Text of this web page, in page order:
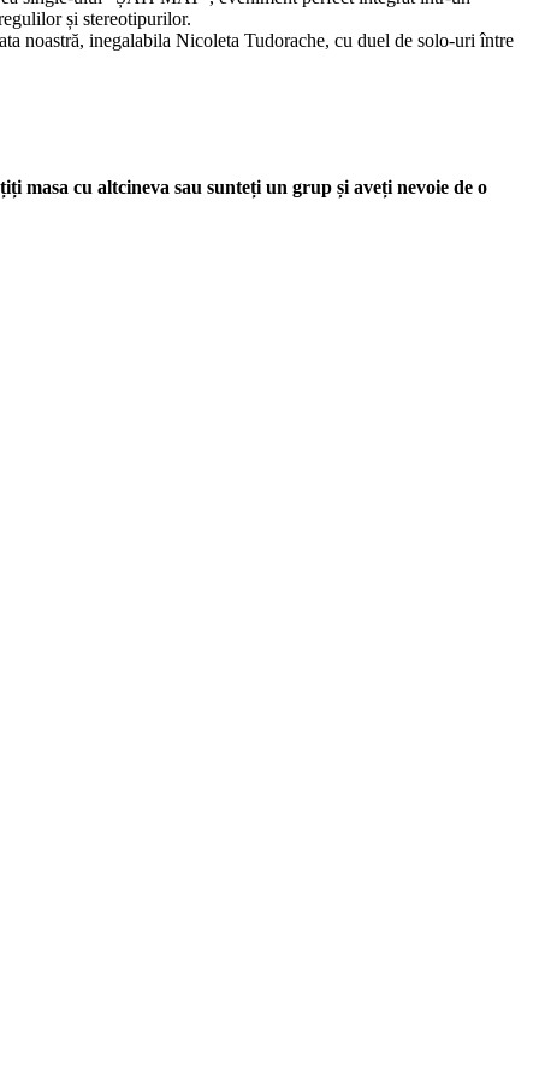
și stereotipurilor.
noastră, inegalabila Nicoleta Tudorache, cu duel de solo-uri între
masa cu altcineva sau sunteți un grup și aveți nevoie de o